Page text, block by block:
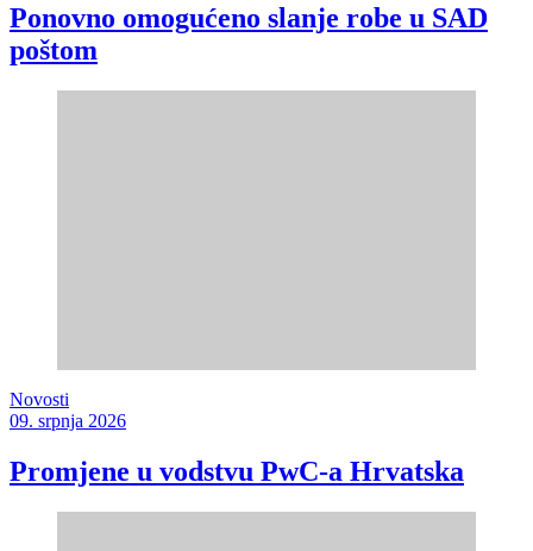
Ponovno omogućeno slanje robe u SAD
poštom
Novosti
09. srpnja 2026
Promjene u vodstvu PwC-a Hrvatska